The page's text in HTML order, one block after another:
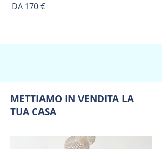
DA 170 €
METTIAMO IN VENDITA LA
TUA CASA